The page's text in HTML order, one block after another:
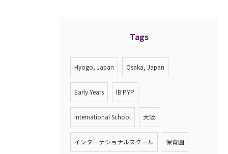
Tags
Hyogo, Japan Osaka, Japan
Early Years IB PYP
International School 大阪
インターナショナルスクール 保育園